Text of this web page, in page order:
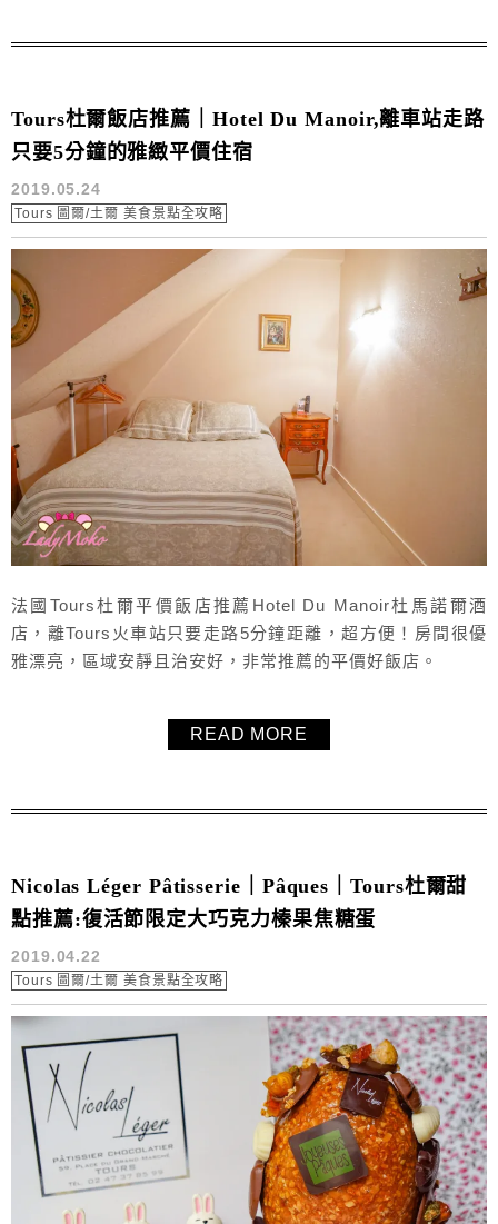
Tours杜爾飯店推薦｜Hotel Du Manoir,離車站走路
只要5分鐘的雅緻平價住宿
2019.05.24
Tours 圖爾/土爾 美食景點全攻略
法國Tours杜爾平價飯店推薦Hotel Du Manoir杜馬諾爾酒
店，離Tours火車站只要走路5分鐘距離，超方便！房間很優
雅漂亮，區域安靜且治安好，非常推薦的平價好飯店。
READ MORE
Nicolas Léger Pâtisserie｜Pâques｜Tours杜爾甜
點推薦:復活節限定大巧克力榛果焦糖蛋
2019.04.22
Tours 圖爾/土爾 美食景點全攻略